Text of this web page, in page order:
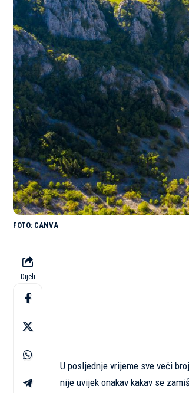
CANVA
Dijeli
U posljednje vrijeme sve veći
nije uvijek onakav kakav se